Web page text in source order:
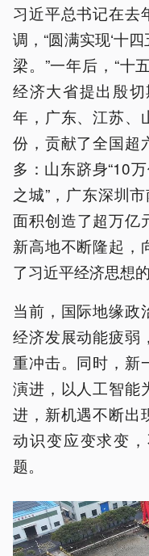
习近平总书记在去
调，“圆满实现‘十
梁。”一年后，“十
经济大省提出殷
年，广东、江苏、
份，贡献了全国超
多：山东跻身“10
之城”，广东深圳
面积创造了超万
新高地不断隆起，
了习近平经济思想
当前，国际地缘政
经济发展动能疲弱
重冲击。同时，新
演进，以人工智能
进，新机遇不断出
动识变应变求变
题。